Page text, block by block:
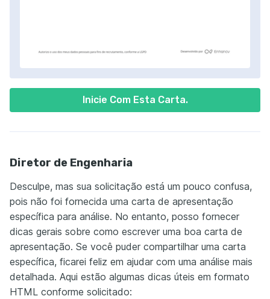
Inicie Com Esta Carta.
Diretor de Engenharia
Desculpe, mas sua solicitação está um pouco confusa,
pois não foi fornecida uma carta de apresentação
específica para análise. No entanto, posso fornecer
dicas gerais sobre como escrever uma boa carta de
apresentação. Se você puder compartilhar uma carta
específica, ficarei feliz em ajudar com uma análise mais
detalhada. Aqui estão algumas dicas úteis em formato
HTML conforme solicitado: